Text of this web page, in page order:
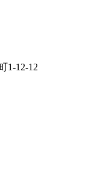
1-12-12